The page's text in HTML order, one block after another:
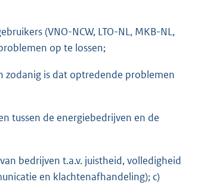
(VNO-NCW, LTO-NL, MKB-NL,
op te lossen;
zodanig is dat optredende problemen
tussen de energiebedrijven en de
bedrijven t.a.v. juistheid, volledigheid
en klachtenafhandeling); c)